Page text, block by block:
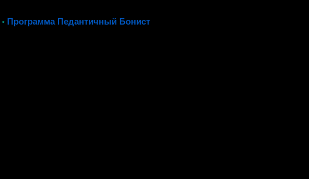
◦ Программа Педантичный Бонист